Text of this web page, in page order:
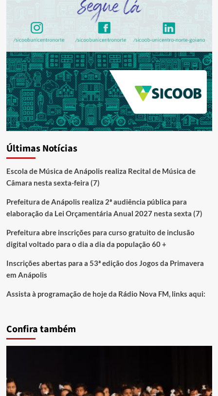
Últimas Notícias
Escola de Música de Anápolis realiza Recital de Música de
Câmara nesta sexta-feira (7)
Prefeitura de Anápolis realiza 2ª audiência pública para
elaboração da Lei Orçamentária Anual 2027 nesta sexta (7)
Prefeitura abre inscrições para curso gratuito de inclusão
digital voltado para o dia a dia da população 60 +
Inscrições abertas para a 53ª edição dos Jogos da Primavera
em Anápolis
Assista à programação de hoje da Rádio Nova FM, links aqui:
Confira também